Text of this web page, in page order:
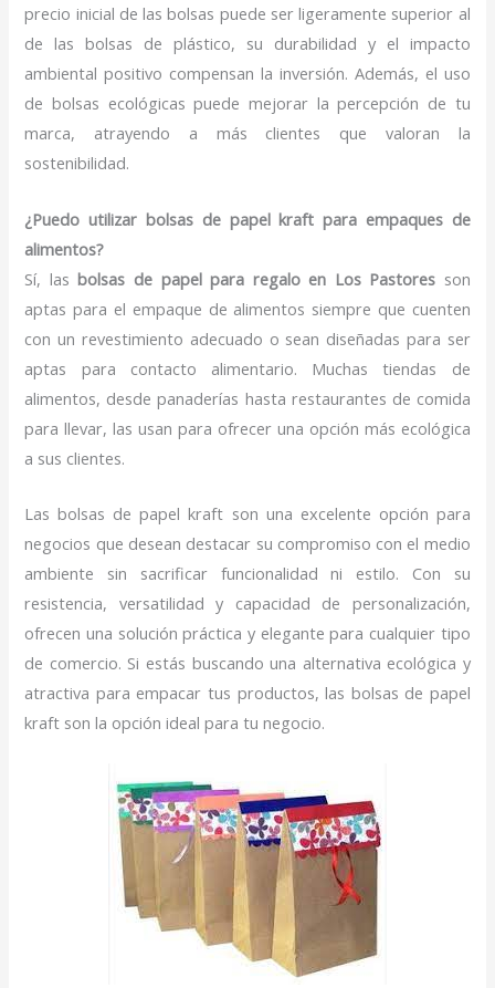
precio inicial de las bolsas puede ser ligeramente superior al
de las bolsas de plástico, su durabilidad y el impacto
ambiental positivo compensan la inversión. Además, el uso
de bolsas ecológicas puede mejorar la percepción de tu
marca, atrayendo a más clientes que valoran la
sostenibilidad.
¿Puedo utilizar bolsas de papel kraft para empaques de
alimentos?
Sí, lasbolsas de papel para regalo en Los Pastores son
aptas para el empaque de alimentos siempre que cuenten
con un revestimiento adecuado o sean diseñadas para ser
aptas para contacto alimentario. Muchas tiendas de
alimentos, desde panaderías hasta restaurantes de comida
para llevar, las usan para ofrecer una opción más ecológica
a sus clientes.
Las bolsas de papel kraft son una excelente opción para
negocios que desean destacar su compromiso con el medio
ambiente sin sacrificar funcionalidad ni estilo. Con su
resistencia, versatilidad y capacidad de personalización,
ofrecen una solución práctica y elegante para cualquier tipo
de comercio. Si estás buscando una alternativa ecológica y
atractiva para empacar tus productos, las bolsas de papel
kraft son la opción ideal para tu negocio.